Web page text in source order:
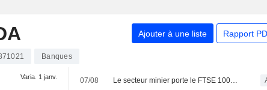
Ajouter à une liste Rapport
Banques
Varia. 1 janv. 07/08 Le secteur minier porte le FTSE 100 porté par le rallye des métaux ; l'or progresse